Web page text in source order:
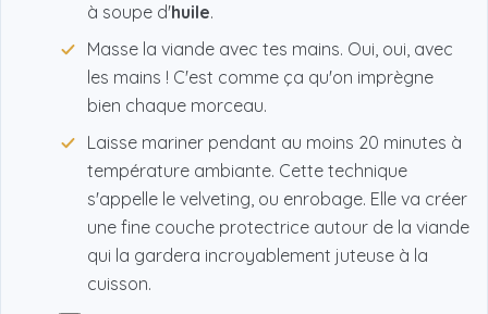
à soupe d'huile.
Masse la viande avec tes mains. Oui, oui, avec
les mains ! C'est comme ça qu'on imprègne
bien chaque morceau.
Laisse mariner pendant au moins 20 minutes à
température ambiante. Cette technique
s'appelle le velveting, ou enrobage. Elle va créer
une fine couche protectrice autour de la viande
qui la gardera incroyablement juteuse à la
cuisson.